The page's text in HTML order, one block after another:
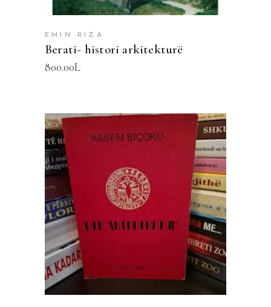
EMIN RIZA
Berati- histori arkitekturë
800.00L
SHTOJE NË SHPORTË